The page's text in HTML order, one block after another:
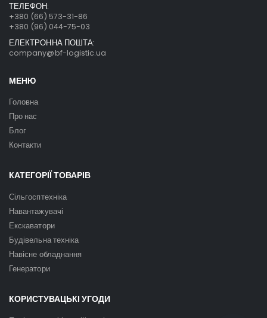
ТЕЛЕФОН:
+380 (66) 573-31-86
+380 (96) 044-75-03
ЕЛЕКТРОННА ПОШТА:
company@bf-logistic.ua
МЕНЮ
Головна
Про нас
Блог
Контакти
КАТЕГОРІЇ ТОВАРІВ
Сільгосптехніка
Навантажувачі
Екскаватори
Будівельна техніка
Навісне обладнання
Генератори
КОРИСТУВАЦЬКІ УГОДИ